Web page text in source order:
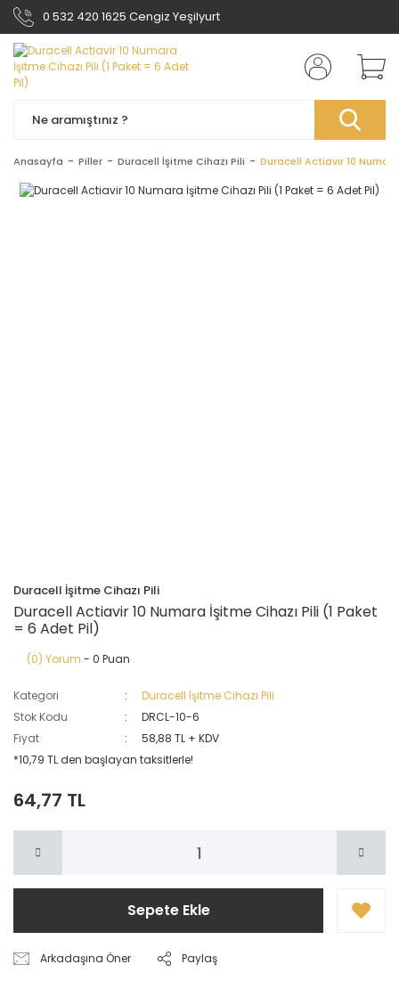
0 532 420 1625 Cengiz Yeşilyurt
Anasayfa Piller Duracell İşitme Cihazı Pili Duracell Actiavir 10
Duracell İşitme Cihazı Pili
Duracell Actiavir 10 Numara İşitme Cihazı Pili (1 Paket
= 6 Adet Pil)
(0) Yorum - 0 Puan
Kategori
Duracell İşitme Cihazı Pili
Stok Kodu
DRCL-10-6
Fiyat
58,88 TL + KDV
*10,79 TL den başlayan taksitlerle!
64,77 TL
Sepete Ekle
Arkadaşına Öner Paylaş